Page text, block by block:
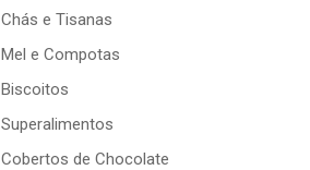
Chás e Tisanas
Mel e Compotas
Biscoitos
Superalimentos
Cobertos de Chocolate